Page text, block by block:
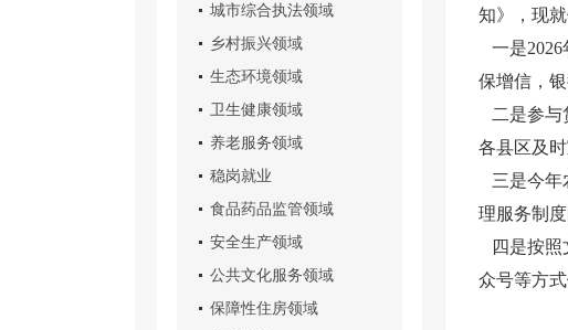
城市综合执法领域
乡村振兴领域
生态环境领域
卫生健康领域
养老服务领域
稳岗就业
食品药品监管领域
安全生产领域
公共文化服务领域
保障性住房领域
知》，现
一是2026
保增信，
二是参与
各县区及
三是今年
理服务制
四是按照
众号等方